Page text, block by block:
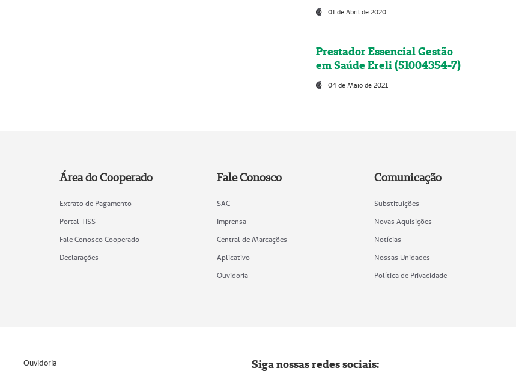
01 de Abril de 2020
Prestador Essencial Gestão
em Saúde Ereli (51004354-7)
04 de Maio de 2021
Área do Cooperado
Extrato de Pagamento
Portal TISS
Fale Conosco Cooperado
Declarações
Fale Conosco
SAC
Imprensa
Central de Marcações
Aplicativo
Ouvidoria
Comunicação
Substituições
Novas Aquisições
Notícias
Nossas Unidades
Política de Privacidade
Ouvidoria Siga nossas redes sociais: